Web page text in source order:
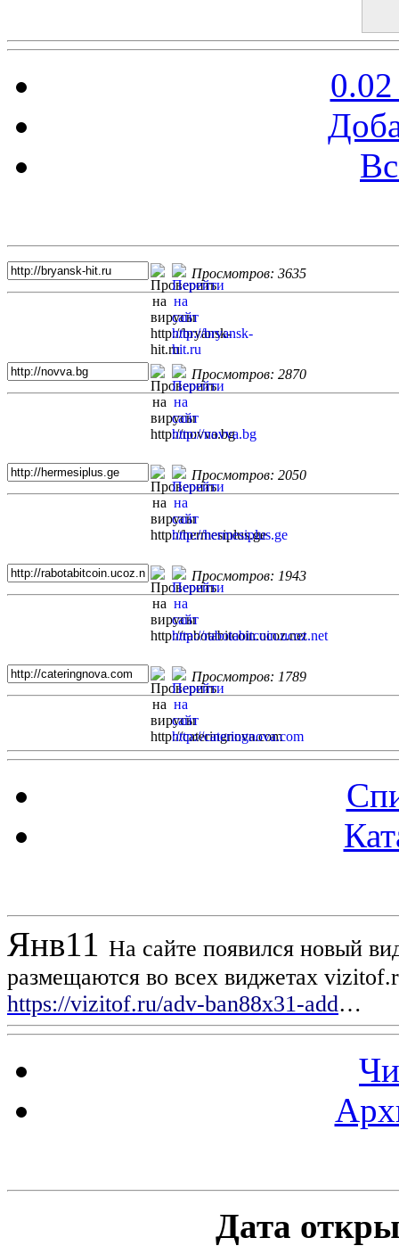
Просмотров: 3635
Просмотров: 2870
Просмотров: 2050
Просмотров: 1943
Просмотров: 1789
Янв11 На сайте появился новый
размещаются во всех виджетах
https://vizitof.ru/adv-ban88x31-add…
Дата